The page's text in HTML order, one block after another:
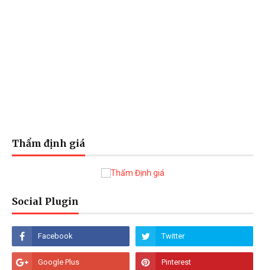
Thẩm định giá
Social Plugin